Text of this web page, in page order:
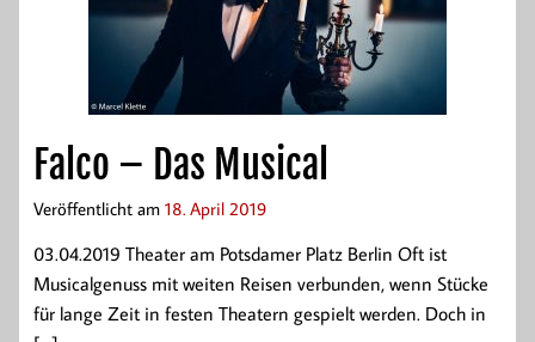
Falco – Das Musical
Veröffentlicht am 18. April 2019
03.04.2019 Theater am Potsdamer Platz Berlin Oft ist
Musicalgenuss mit weiten Reisen verbunden, wenn Stücke
für lange Zeit in festen Theatern gespielt werden. Doch in